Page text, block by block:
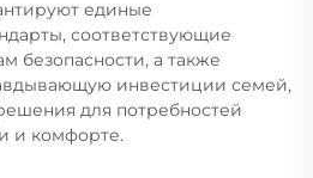
единые
соответствующие
безопасности, а также
инвестиции семей,
для потребностей
и комфорте.